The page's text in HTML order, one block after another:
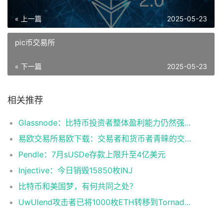
« 上一篇 2025-05-23
pic币交易所
« 下一篇 2025-05-23
相关推荐
Glassnode：比特币投资者整体盈利能力仍然强劲，更大的波动即将到来
易欧交易所易欧下载：交易者和货币者青睐的交易平台
Pendle：7月sUSDe存款上限升至4亿美元
Injective：今日销毁15850枚INJ
比特币和美国梦，有何共同之处？
UwUlend攻击者已将1000枚ETH转移到Tornado Cash